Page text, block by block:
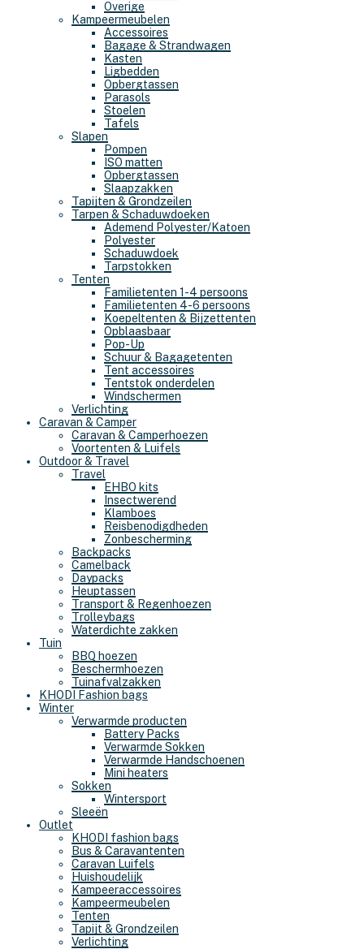
Overige
Kampeermeubelen
Accessoires
Bagage & Strandwagen
Kasten
Ligbedden
Opbergtassen
Parasols
Stoelen
Tafels
Slapen
Pompen
ISO matten
Opbergtassen
Slaapzakken
Tapijten & Grondzeilen
Tarpen & Schaduwdoeken
Ademend Polyester/Katoen
Polyester
Schaduwdoek
Tarpstokken
Tenten
Familietenten 1-4 persoons
Familietenten 4-6 persoons
Koepeltenten & Bijzettenten
Opblaasbaar
Pop-Up
Schuur & Bagagetenten
Tent accessoires
Tentstok onderdelen
Windschermen
Verlichting
Caravan & Camper
Caravan & Camperhoezen
Voortenten & Luifels
Outdoor & Travel
Travel
EHBO kits
Insectwerend
Klamboes
Reisbenodigdheden
Zonbescherming
Backpacks
Camelback
Daypacks
Heuptassen
Transport & Regenhoezen
Trolleybags
Waterdichte zakken
Tuin
BBQ hoezen
Beschermhoezen
Tuinafvalzakken
KHODI Fashion bags
Winter
Verwarmde producten
Battery Packs
Verwarmde Sokken
Verwarmde Handschoenen
Mini heaters
Sokken
Wintersport
Sleeën
Outlet
KHODI fashion bags
Bus & Caravantenten
Caravan Luifels
Huishoudelijk
Kampeeraccessoires
Kampeermeubelen
Tenten
Tapijt & Grondzeilen
Verlichting